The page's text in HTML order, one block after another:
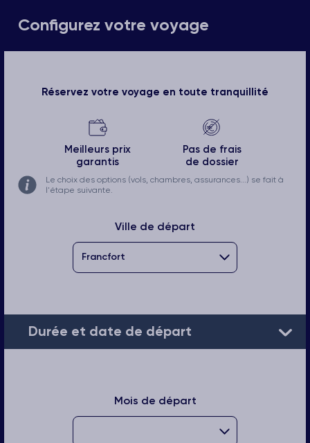
Configurez votre voyage
Réservez votre voyage en toute tranquillité
Meilleurs prix
garantis
Pas de frais
de dossier
Le choix des options (vols, chambres, assurances...) se fait à
l'étape suivante.
Ville de départ
Durée et date de départ
Mois de départ